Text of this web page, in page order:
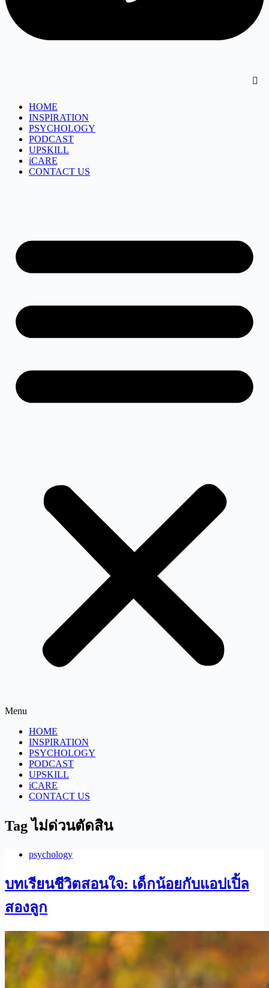
HOME
INSPIRATION
PSYCHOLOGY
PODCAST
UPSKILL
iCARE
CONTACT US
Menu
HOME
INSPIRATION
PSYCHOLOGY
PODCAST
UPSKILL
iCARE
CONTACT US
Tagไม่ด่วนตัดสิน
psychology
บทเรียนชีวิตสอนใจ: เด็กน้อยกับแอปเปิ้ล
สองลูก